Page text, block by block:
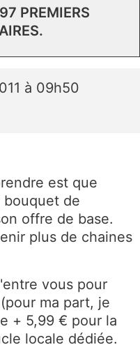
PREMIERS
à 09h50
est que
de
offre de base.
plus de chaines
vous pour
ma part, je
+ 5,99 € pour la
locale dédiée.